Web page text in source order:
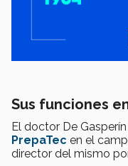
Sus funciones
El doctor De
PrepaTec en el
director del mismo